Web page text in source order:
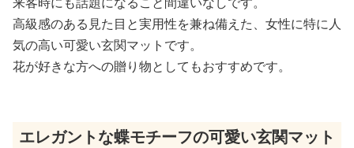
高級感のある見た目と実用性を兼ね備えた、女性に特に人
気の高い可愛い玄関マットです。
花が好きな方への贈り物としてもおすすめです。
エレガントな蝶モチーフの可愛い玄関マット